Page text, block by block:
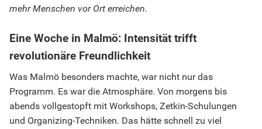
mehr Menschen vor Ort erreichen.
Eine Woche in Malmö: Intensität trifft
revolutionäre Freundlichkeit
Was Malmö besonders machte, war nicht nur das
Programm. Es war die Atmosphäre. Von morgens bis
abends vollgestopft mit Workshops, Zetkin-Schulungen
und Organizing-Techniken. Das hätte schnell zu viel